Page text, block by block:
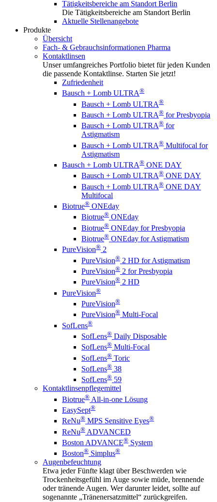
Tätigkeitsbereiche am Standort Berlin
Die Tätigkeitsbereiche am Standort Berlin
Aktuelle Stellenangebote
Produkte
Übersicht
Fach- & Gebrauchsinformationen Pharma
Kontaktlinsen
Unser umfangreiches Portfolio bietet für jeden Kunden
die passende Kontaktlinse. Starten Sie jetzt!
Zufriedenheit
Bausch + Lomb ULTRA®
Bausch + Lomb ULTRA®
Bausch + Lomb ULTRA® for Presbyopia
Bausch + Lomb ULTRA® for
Astigmatism
Bausch + Lomb ULTRA® Multifocal for
Astigmatism
Bausch + Lomb ULTRA® ONE DAY
Bausch + Lomb ULTRA® ONE DAY
Bausch + Lomb ULTRA® ONE DAY
Multifocal
Biotrue® ONEday
Biotrue® ONEday
Biotrue® ONEday for Presbyopia
Biotrue® ONEday for Astigmatism
PureVision® 2
PureVision® 2 HD for Astigmatism
PureVision® 2 for Presbyopia
PureVision® 2 HD
PureVision®
PureVision®
PureVision® Multi-Focal
SofLens®
SofLens® Daily Disposable
SofLens® Multi-Focal
SofLens® Toric
SofLens® 38
SofLens® 59
Kontaktlinsenpflegemittel
Biotrue® All-in-one Lösung
EasySept®
ReNu® MPS Sensitive Eyes®
ReNu® ADVANCED
Boston ADVANCE® System
Boston® Simplus®
Augenbefeuchtung
Etwa jeder Fünfte klagt über Beschwerden wie
Trockenheitsgefühl im Auge sowie müde, brennende
oder tränende Augen. Wer darunter leidet, sollte auf
sogenannte „Tränenersatzmittel“ zurückgreifen.